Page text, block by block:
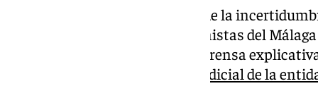
A diferencia de otros años, donde la
apoderaba de la Junta de Accionistas del
decidido realizar una rueda de prensa
María Muñoz, administrador judicial de la